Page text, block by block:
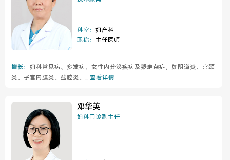
科室：妇产科
职称：主任医师
擅长： 妇科常见病、多发病，女性内分泌疾病及疑难杂症。如阴道炎、宫颈
炎、子宫内膜炎、盆腔炎、... 查看详情
邓华英
妇科门诊副主任